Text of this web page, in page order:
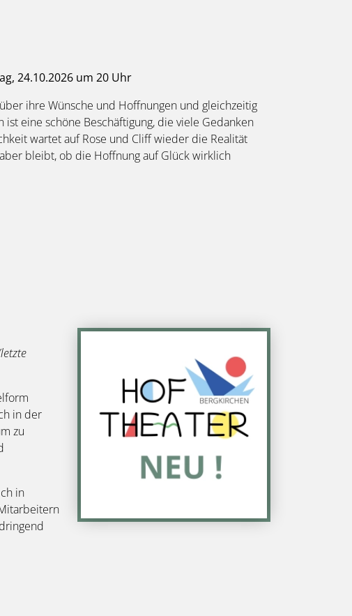
24.10.2026 um 20 Uhr
ihre Wünsche und Hoffnungen und gleichzeitig
eine schöne Beschäftigung, die viele Gedanken
wartet auf Rose und Cliff wieder die Realität
bleibt, ob die Hoffnung auf Glück wirklich
in der
zu
in